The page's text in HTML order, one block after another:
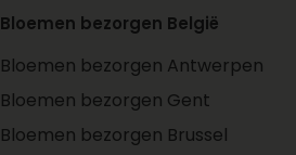
Bloemen bezorgen België
Bloemen bezorgen Antwerpen
Bloemen bezorgen Gent
Bloemen bezorgen Brussel